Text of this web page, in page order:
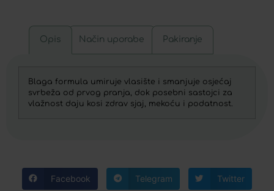
Opis Način uporabe Pakiranje
Blaga formula umiruje vlasište i smanjuje osjećaj
svrbeža od prvog pranja, dok posebni sastojci za
vlažnost daju kosi zdrav sjaj, mekoću i podatnost.
Facebook Telegram Twitter